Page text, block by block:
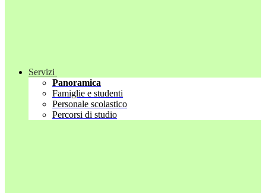
Servizi
Panoramica
Famiglie e studenti
Personale scolastico
Percorsi di studio